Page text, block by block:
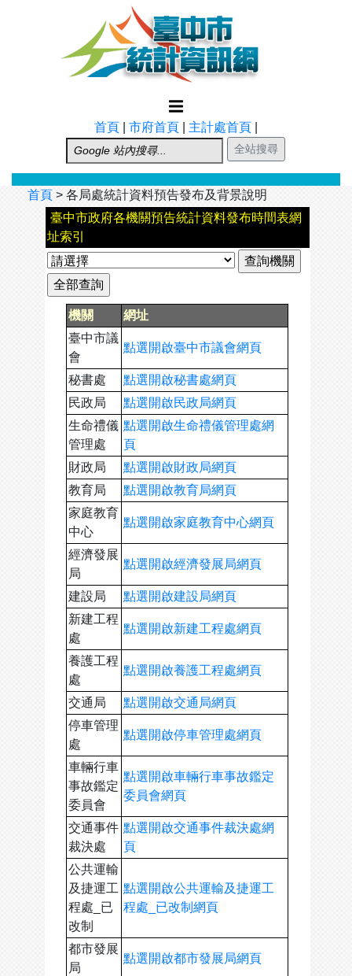
首頁 市府首頁 主計處首頁
首頁 > 各局處統計資料預告發布及背景說明
臺中市政府各機關預告統計資料發布時間表網
址索引
機關
網址
臺中市議
會
點選開啟臺中市議會網頁
秘書處
點選開啟秘書處網頁
民政局
點選開啟民政局網頁
生命禮儀
管理處
點選開啟生命禮儀管理處網
頁
財政局
點選開啟財政局網頁
教育局
點選開啟教育局網頁
家庭教育
中心
點選開啟家庭教育中心網頁
經濟發展
局
點選開啟經濟發展局網頁
建設局
點選開啟建設局網頁
新建工程
處
點選開啟新建工程處網頁
養護工程
處
點選開啟養護工程處網頁
交通局
點選開啟交通局網頁
停車管理
處
點選開啟停車管理處網頁
車輛行車
事故鑑定
委員會
點選開啟車輛行車事故鑑定
委員會網頁
交通事件
裁決處
點選開啟交通事件裁決處網
頁
公共運輸
及捷運工
程處_已
改制
點選開啟公共運輸及捷運工
程處_已改制網頁
都市發展
局
點選開啟都市發展局網頁